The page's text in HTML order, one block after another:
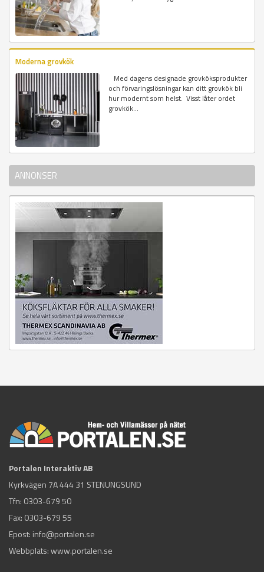
Moderna grovkök
Med dagens designade grovköksprodukter
och förvaringslösningar kan ditt grovkök bli
hur modernt som helst. Visst låter ordet
grovkök...
ANNONSER
Portalen Interaktiv AB
Kyrkvägen 7A 444 31 STENUNGSUND
Tfn: 0303-679 50
Fax: 0303-679 55
Epost: info@portalen.se
Webbplats: www.portalen.se